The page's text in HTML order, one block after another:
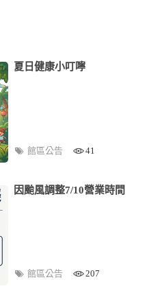
夏日健康小叮嚀
館區公告 41
因颱風調整7/10營業時間
館區公告 207